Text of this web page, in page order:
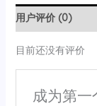
用户评价 (0)
目前还没有评价
成为第一